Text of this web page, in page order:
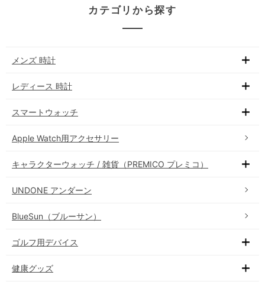
カテゴリから探す
メンズ 時計
レディース 時計
スマートウォッチ
Apple Watch用アクセサリー
キャラクターウォッチ / 雑貨（PREMICO プレミコ）
UNDONE アンダーン
BlueSun（ブルーサン）
ゴルフ用デバイス
健康グッズ